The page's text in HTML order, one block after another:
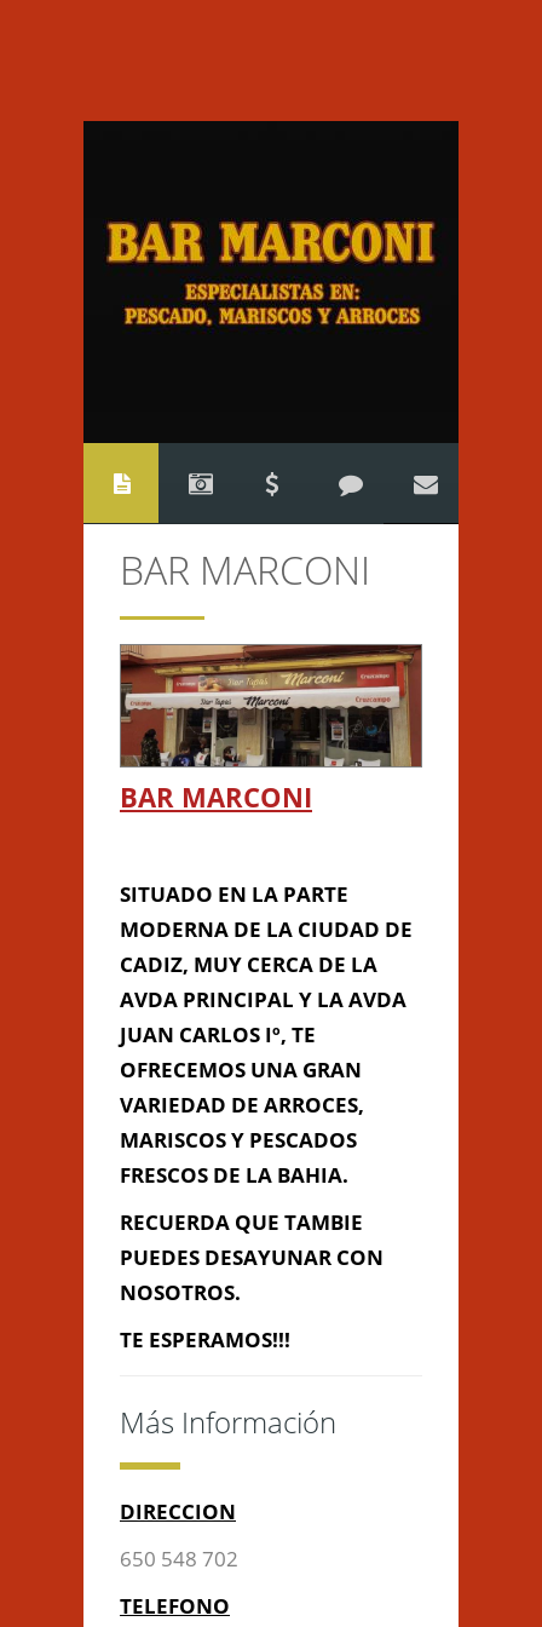
BAR MARCONI
BAR MARCONI
SITUADO EN LA PARTE
MODERNA DE LA CIUDAD DE
CADIZ, MUY CERCA DE LA
AVDA PRINCIPAL Y LA AVDA
JUAN CARLOS Iº, TE
OFRECEMOS UNA GRAN
VARIEDAD DE ARROCES,
MARISCOS Y PESCADOS
FRESCOS DE LA BAHIA.
RECUERDA QUE TAMBIE
PUEDES DESAYUNAR CON
NOSOTROS.
TE ESPERAMOS!!!
Más Información
DIRECCION
650 548 702
TELEFONO
CONTACTO
Anterior/Siguiente página
This page can't load Google
Maps correctly.
Información de
Contacto
AVDA MARCONI, Cádiz, Cádiz
650 548 702
Contacta con Nosotros